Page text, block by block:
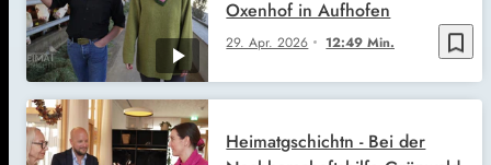
bookmark_border
29. Apr. 2026 12:49 Min.
Oxenhof in Aufhofen
Heimatgschichtn - Bei der